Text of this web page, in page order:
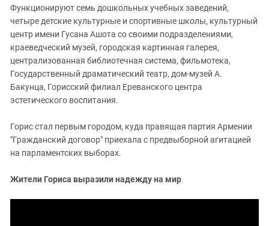
Функционируют семь дошкольных учебных заведений,
четыре детские культурные и спортивные школы, культурный
центр имени Гусана Ашота со своими подразделениями,
краеведческий музей, городская картинная галерея,
централизованная библиотечная система, фильмотека,
Государственный драматический театр, дом-музей А.
Бакунца, Горисский филиал Ереванского центра
эстетического воспитания.
Горис стал первым городом, куда правящая партия Армении
"Гражданский договор" приехала с предвыборной агитацией
на парламентских выборах.
Жители Гориса выразили надежду на мир